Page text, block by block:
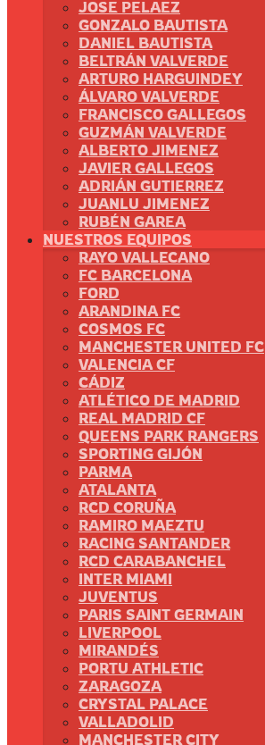
JOSE PELAEZ
GONZALO BAUTISTA
DANIEL BAUTISTA
BELTRÁN VALVERDE
ARTURO HARGUINDEY
ÁLVARO VALVERDE
FRANCISCO GALLEGOS
GUZMÁN VALVERDE
ALBERTO JIMENEZ
JAVIER GALLEGOS
ADRIÁN GUTIERREZ
JUANLU JIMENEZ
RUBÉN GAREA
NUESTROS EQUIPOS
RAYO VALLECANO
FC BARCELONA
FORD
ARANDINA FC
COSMOS FC
MANCHESTER UNITED FC
VALENCIA CF
CÁDIZ
ATLÉTICO DE MADRID
REAL MADRID CF
QUEENS PARK RANGERS
SPORTING GIJÓN
PARMA
ATALANTA
RCD CORUÑA
RAMIRO MAEZTU
RACING SANTANDER
RCD CARABANCHEL
INTER MIAMI
JUVENTUS
PARIS SAINT GERMAIN
LIVERPOOL
MIRANDÉS
PORTU ATHLETIC
ZARAGOZA
CRYSTAL PALACE
VALLADOLID
MANCHESTER CITY